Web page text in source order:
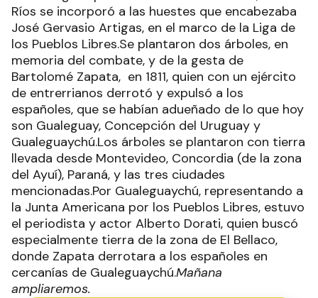
Ríos se incorporó a las huestes que encabezaba
José Gervasio Artigas, en el marco de la Liga de
los Pueblos Libres.Se plantaron dos árboles, en
memoria del combate, y de la gesta de
Bartolomé Zapata, en 1811, quien con un ejército
de entrerrianos derrotó y expulsó a los
españoles, que se habían adueñado de lo que hoy
son Gualeguay, Concepción del Uruguay y
Gualeguaychú.Los árboles se plantaron con tierra
llevada desde Montevideo, Concordia (de la zona
del Ayuí), Paraná, y las tres ciudades
mencionadas.Por Gualeguaychú, representando a
la Junta Americana por los Pueblos Libres, estuvo
el periodista y actor Alberto Dorati, quien buscó
especialmente tierra de la zona de El Bellaco,
donde Zapata derrotara a los españoles en
cercanías de Gualeguaychú.Mañana
ampliaremos.